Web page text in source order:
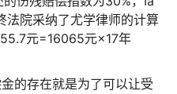
法院采纳了尤学律师的计算
元=16065元×17年
的存在就是为了可以让受